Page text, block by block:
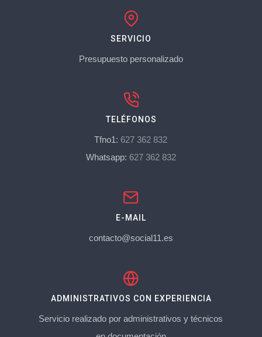
SERVICIO
Presupuesto personalizado
TELÉFONOS
Tfno1: 627 362 832
Whatsapp: 627 362 832
E-MAIL
contacto@social11.es
ADMINISTRATIVOS CON EXPERIENCIA
Servicio realizado por administrativos y técnicos